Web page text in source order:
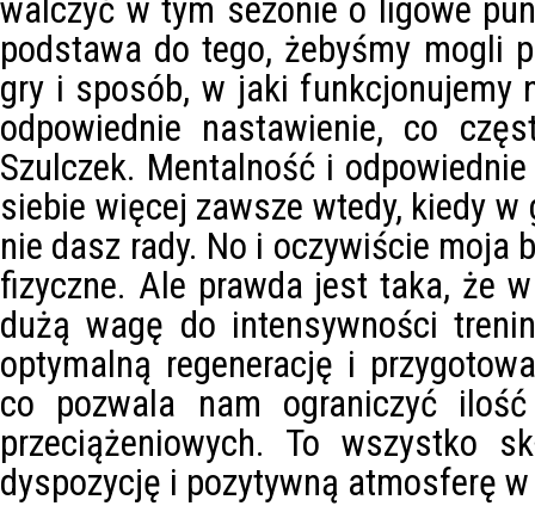
walczyć w tym sezonie o ligowe
podstawa do tego, żebyśmy mogli
gry i sposób, w jaki funkcjonujemy
odpowiednie nastawienie, co
Szulczek. Mentalność i
siebie więcej zawsze wtedy, kiedy w
nie dasz rady. No i oczywiście moja
fizyczne. Ale prawda jest taka, że
dużą wagę do intensywności
optymalną regenerację i
co pozwala nam ograniczyć
przeciążeniowych. To wszystko
dyspozycję i pozytywną atmosferę